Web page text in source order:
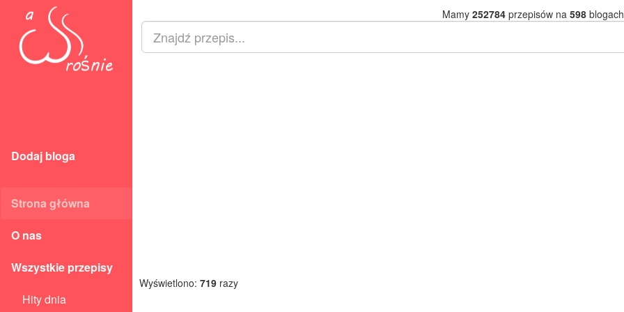
Dodaj bloga
Strona główna
O nas
Wszystkie przepisy
Hity dnia
Mamy 252784przepisów na 598
Wyświetlono: 719 razy